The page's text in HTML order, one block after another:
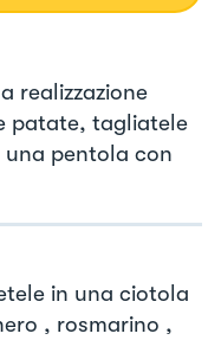
realizzazione
patate, tagliatele
una pentola con
in una ciotola
, rosmarino ,